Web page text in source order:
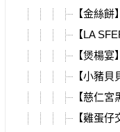
【金絲
【LA
【煲楊
【小豬
【慈仁
【雞蛋